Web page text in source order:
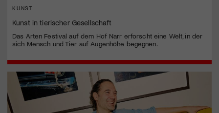
KUNST
Kunst in tierischer Gesellschaft
Das Arten Festival auf dem Hof Narr erforscht eine Welt, in der
sich Mensch und Tier auf Augenhöhe begegnen.